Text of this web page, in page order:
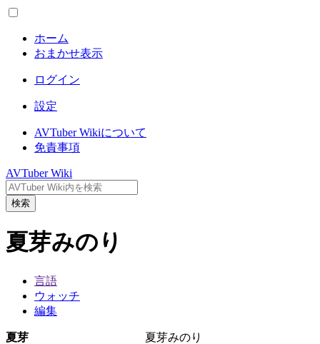
ホーム
おまかせ表示
ログイン
設定
AVTuber Wikiについて
免責事項
AVTuber Wiki
検索
夏芽みのり
言語
ウォッチ
編集
夏芽みのり
夏芽